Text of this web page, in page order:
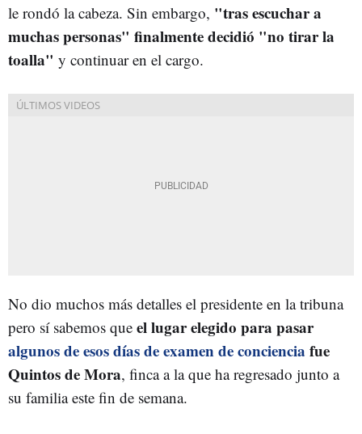
le rondó la cabeza. Sin embargo, "tras escuchar a
muchas personas" finalmente decidió "no tirar la
toalla" y continuar en el cargo.
No dio muchos más detalles el presidente en la tribuna
pero sí sabemos que el lugar elegido para pasar
algunos de esos días de examen de conciencia fue
Quintos de Mora, finca a la que ha regresado junto a
su familia este fin de semana.